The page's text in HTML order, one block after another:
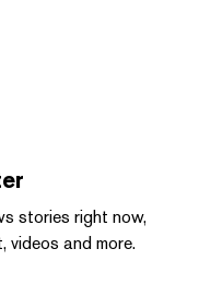
stories right now,
videos and more.